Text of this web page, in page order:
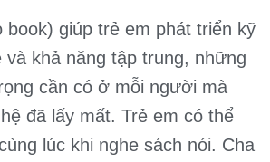
book) giúp trẻ em phát triển kỹ
và khả năng tập trung, những
cần có ở mỗi người mà
đã lấy mất. Trẻ em có thể
lúc khi nghe sách nói. Cha